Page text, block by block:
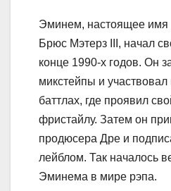
Эминем, настоящее имя
Брюс Мэтерз III, начал
конце 1990-х годов. Он
микстейпы и
баттлах, где проявил
фристайлу. Затем он
продюсера Дре и
лейблом. Так началось
Эминема в мире рэпа.